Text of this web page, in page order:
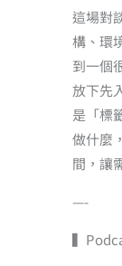
這場對
構、環
到一個
放下先
是「標
做什麼
間，讓
—-